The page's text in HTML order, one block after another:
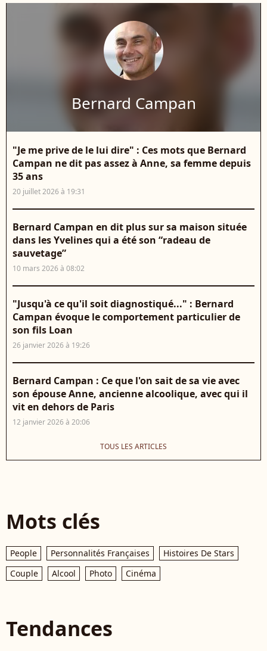
Bernard Campan
"Je me prive de le lui dire" : Ces mots que Bernard
Campan ne dit pas assez à Anne, sa femme depuis
35 ans
20 juillet 2026 à 19:31
Bernard Campan en dit plus sur sa maison située
dans les Yvelines qui a été son “radeau de
sauvetage”
10 mars 2026 à 08:02
"Jusqu'à ce qu'il soit diagnostiqué..." : Bernard
Campan évoque le comportement particulier de
son fils Loan
26 janvier 2026 à 19:26
Bernard Campan : Ce que l'on sait de sa vie avec
son épouse Anne, ancienne alcoolique, avec qui il
vit en dehors de Paris
12 janvier 2026 à 20:06
TOUS LES ARTICLES
Mots clés
People Personnalités Françaises
Histoires De Stars
Couple
Alcool Photo Cinéma
Tendances